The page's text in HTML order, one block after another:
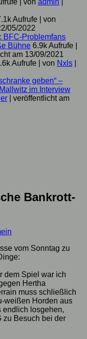
Aufrufe
von
05/2022
BFC-Problemfans
Bühne 6.9k Aufrufe
am 13/09/2021
Aufrufe von Nxls
geben“ –
im Interview
veröffentlicht am
Bankrott-
vom Sonntag zu
dem Spiel war ich
Hertha
muss schließlich
weißen Horden aus
endlich losgehen,
zu Besuch bei der